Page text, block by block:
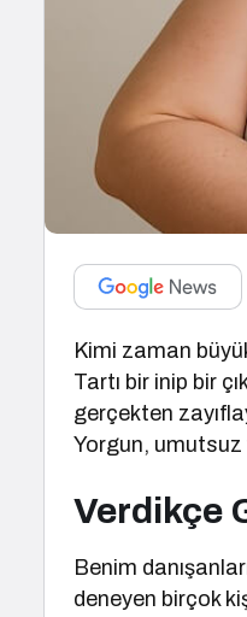
Kimi zaman
Tartı bir inip bir
gerçekten
Yorgun, umutsuz
Verdikçe
Benim
deneyen birçok